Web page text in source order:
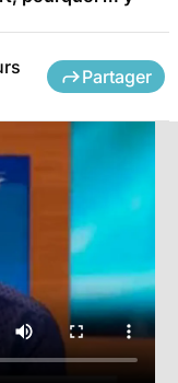
Partager